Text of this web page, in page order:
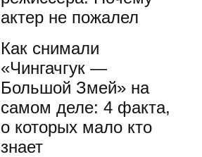
актер не пожалел
Как снимали
«Чингачгук —
Большой Змей» на
самом деле: 4 факта,
о которых мало кто
знает